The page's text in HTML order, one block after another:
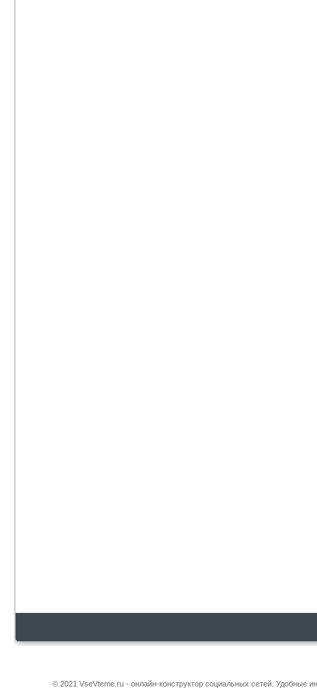
© 2021 VseVteme.ru - онлайн-конструктор социальных сетей. Удобные